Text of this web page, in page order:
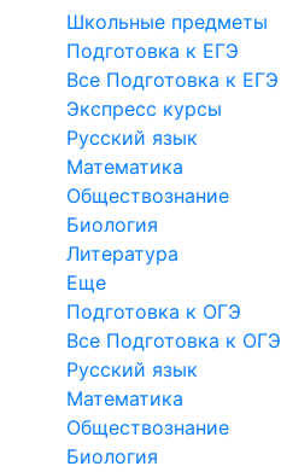
Школьные предметы
Подготовка к ЕГЭ
Все Подготовка к ЕГЭ
Экспресс курсы
Русский язык
Математика
Обществознание
Биология
Литература
Еще
Подготовка к ОГЭ
Все Подготовка к ОГЭ
Русский язык
Математика
Обществознание
Биология